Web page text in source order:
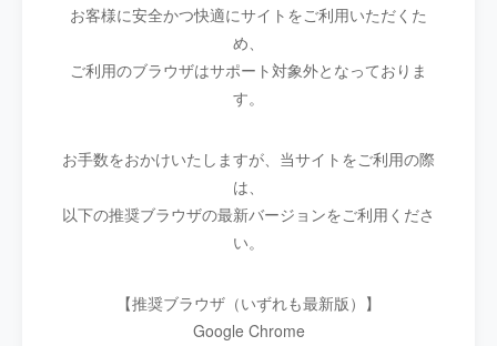
お客様に安全かつ快適にサイトをご利用いただくた
め、
ご利用のブラウザはサポート対象外となっておりま
す。
お手数をおかけいたしますが、当サイトをご利用の際
は、
以下の推奨ブラウザの最新バージョンをご利用くださ
い。
【推奨ブラウザ（いずれも最新版）】
Google Chrome